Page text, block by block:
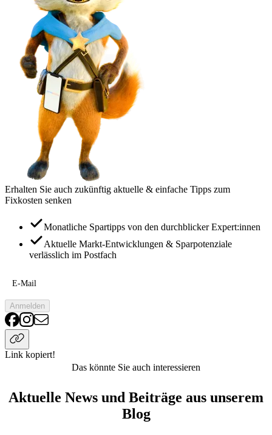
Erhalten Sie auch zukünftig aktuelle & einfache Tipps zum
Fixkosten senken
Monatliche Spartipps von den durchblicker Expert:innen
Aktuelle Markt-Entwicklungen & Sparpotenziale
verlässlich im Postfach
E-Mail
Anmelden
Link kopiert!
Das könnte Sie auch interessieren
Aktuelle News und Beiträge aus unserem
Blog